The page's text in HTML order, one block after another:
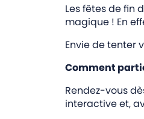
Les fêtes de fin
magique ! En
Envie de tenter
Comment
Rendez-vous
interactive et,